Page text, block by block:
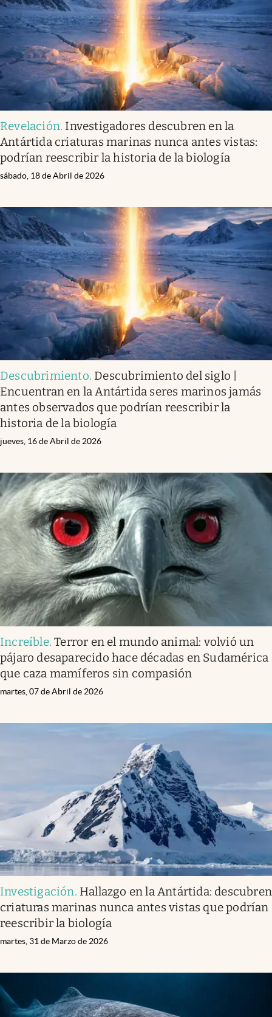
Revelación. Investigadores descubren en la
Antártida criaturas marinas nunca antes vistas:
podrían reescribir la historia de la biología
sábado, 18 de Abril de 2026
Descubrimiento. Descubrimiento del siglo |
Encuentran en la Antártida seres marinos jamás
antes observados que podrían reescribir la
historia de la biología
jueves, 16 de Abril de 2026
Increíble.Terror en el mundo animal: volvió un
pájaro desaparecido hace décadas en Sudamérica
que caza mamíferos sin compasión
martes, 07 de Abril de 2026
Investigación. Hallazgo en la Antártida: descubren
criaturas marinas nunca antes vistas que podrían
reescribir la biología
martes, 31 de Marzo de 2026